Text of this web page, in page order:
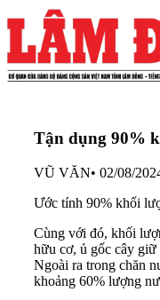
Tận dụng 90%
VŨ VĂN• 02/08/
Ước tính 90% khối
Cùng với đó, khối
hữu cơ, ủ gốc cây giữ
Ngoài ra trong chăn
khoảng 60% lượng